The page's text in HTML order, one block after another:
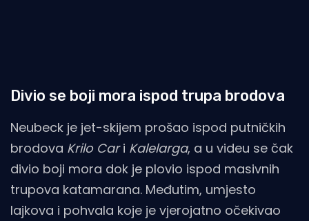
Divio se boji mora ispod trupa brodova
Neubeck je jet-skijem prošao ispod putničkih
brodova Krilo Cari Kalelarga, a u videu se čak
divio boji mora dok je plovio ispod masivnih
trupova katamarana. Međutim, umjesto
lajkova i pohvala koje je vjerojatno očekivao